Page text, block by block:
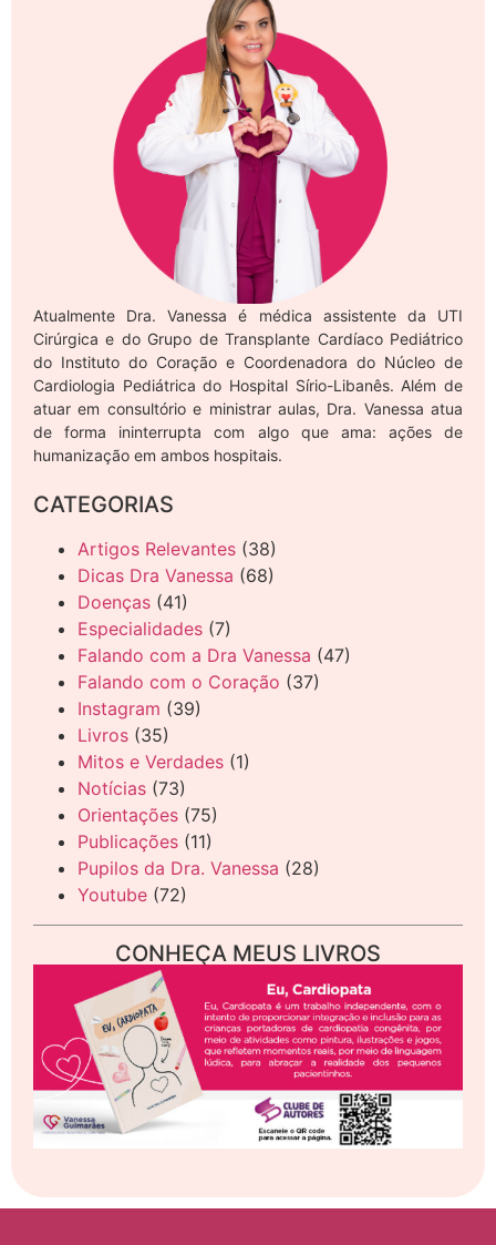
Atualmente Dra. Vanessa é médica assistente da UTI
Cirúrgica e do Grupo de Transplante Cardíaco Pediátrico
do Instituto do Coração e Coordenadora do Núcleo de
Cardiologia Pediátrica do Hospital Sírio-Libanês. Além de
atuar em consultório e ministrar aulas, Dra. Vanessa atua
de forma ininterrupta com algo que ama: ações de
humanização em ambos hospitais.
CATEGORIAS
Artigos Relevantes (38)
Dicas Dra Vanessa (68)
Doenças (41)
Especialidades (7)
Falando com a Dra Vanessa (47)
Falando com o Coração (37)
Instagram (39)
Livros (35)
Mitos e Verdades (1)
Notícias (73)
Orientações (75)
Publicações (11)
Pupilos da Dra. Vanessa (28)
Youtube (72)
CONHEÇA MEUS LIVROS